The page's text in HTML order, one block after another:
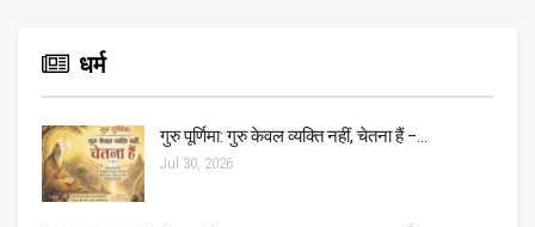
धर्म
गुरु पूर्णिमा: गुरु केवल व्यक्ति नहीं, चेतना हैं –…
Jul 30, 2026